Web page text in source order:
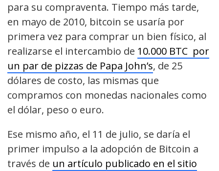
para su compraventa. Tiempo más tarde,
en mayo de 2010, bitcoin se usaría por
primera vez para comprar un bien físico, al
realizarse el intercambio de 10.000 BTC por
un par de pizzas de Papa John’s, de 25
dólares de costo, las mismas que
compramos con monedas nacionales como
el dólar, peso o euro.
Ese mismo año, el 11 de julio, se daría el
primer impulso a la adopción de Bitcoin a
través de un artículo publicado en el sitio